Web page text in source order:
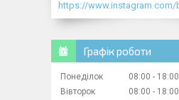
Графік роботи
Понеділок 08:00
18:00
Вівторок
08:00
18:00